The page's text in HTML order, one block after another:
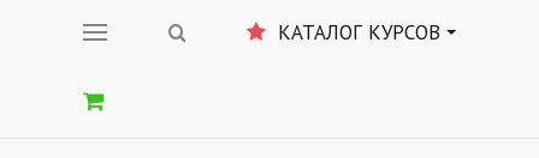
КАТАЛОГ КУРСОВ